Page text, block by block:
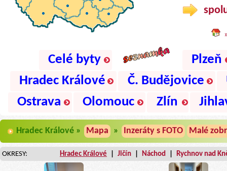
Celé byty
Plzeň
Hradec Králové
Č. Budějovice
Ostrava
Olomouc Zlín
Hradec Králové » Mapa » Inzeráty s FOTO Malé
OKRESY: Hradec Králové Jičín Náchod Rychnov nad